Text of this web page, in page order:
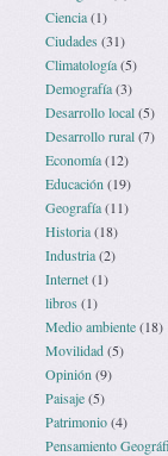
Ciencia(1)
Ciudades (31)
Climatología(5)
Demografía(3)
Desarrollo local(5)
Desarrollo rural(7)
Economía(12)
Educación (19)
Geografía(11)
Historia(18)
Industria(2)
Internet(1)
libros(1)
Medio ambiente(18)
Movilidad(5)
Opinión (9)
Paisaje(5)
Patrimonio(4)
Pensamiento